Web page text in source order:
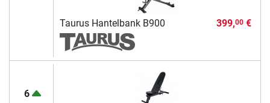
Taurus Hantelbank B900 399,00€
6